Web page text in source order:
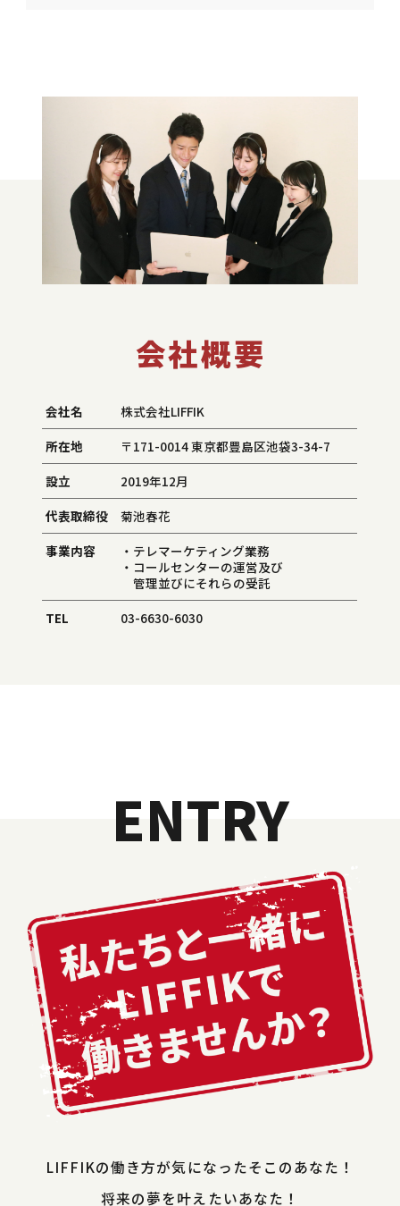
会社概要
会社名
株式会社LIFFIK
所在地
〒171-0014 東京都豊島区池袋3-34-7
設立
2019年12月
代表取締役
菊池春花
事業内容
・テレマーケティング業務
・コールセンターの運営及び
管理並びにそれらの受託
TEL
03-6630-6030
ENTRY
LIFFIKの働き方が気になったそこのあなた！
将来の夢を叶えたいあなた！